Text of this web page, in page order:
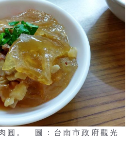
圓。 圖：台南市政府觀光